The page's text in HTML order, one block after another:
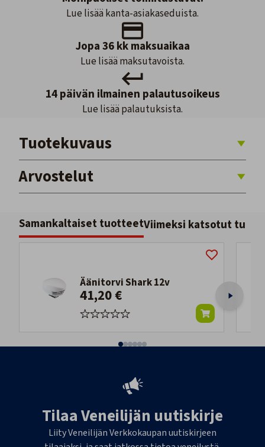
Lue lisää kanta-asiakaseduista.
Jopa 36 kk maksuaikaa
Lue lisää maksutavoista.
14 päivän ilmainen palautusoikeus
Lue lisää palautuksista.
Tuotekuvaus
Arvostelut
Samankaltaiset tuotteetViimeksi katsotut
Äänitorvi Shark 12v
41,20 €
Tilaa Veneilijän uutiskirje
Liity Veneilijän Verkkokaupan uutiskirjeen